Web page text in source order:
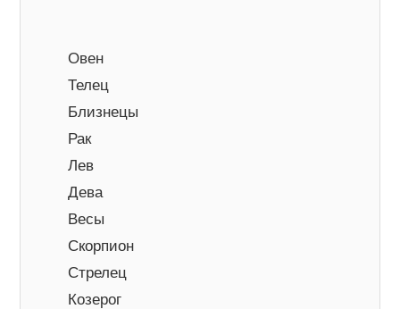
Овен
Телец
Близнецы
Рак
Лев
Дева
Весы
Скорпион
Стрелец
Козерог